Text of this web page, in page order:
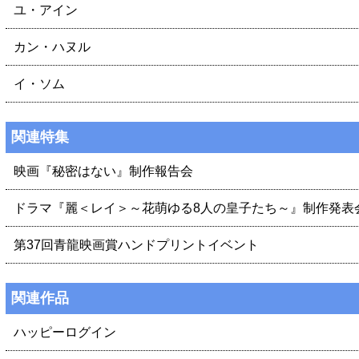
ユ・アイン
カン・ハヌル
イ・ソム
関連特集
映画『秘密はない』制作報告会
ドラマ『麗＜レイ＞～花萌ゆる8人の皇子たち～』制作発表
第37回青龍映画賞ハンドプリントイベント
関連作品
ハッピーログイン